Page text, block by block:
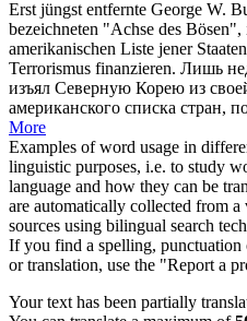
Erst jüngst entfernte George W.
bezeichneten "Achse des
amerikanischen Liste jener Staaten
Terrorismus finanzieren. Лишь
изъял Северную Корею из
американского списка стран,
More
Examples of word usage in
linguistic purposes, i.e. to study
language and how they can be
are automatically collected from
sources using bilingual search
If you find a spelling,
or translation, use the "Report a
Your text has been partially